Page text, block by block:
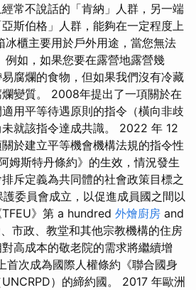
常不說話的「肯納」人群，另一端
斯伯格」人群，能夠在一定程度上
冰櫃主要用於戶外用途，當您無法
例如，如果您要在露營地露營幾
腐爛的食物，但如果我們沒有冷藏
變質。 2008年提出了一項關於在
用平等待遇原則的指令（橫向非歧
就該指令達成共識。 2022 年 12
於建立平等機會機構法規的指令性
姆斯特丹條約》的生效，情況發生
斥定義為共同體的社會政策目標之
委員會成立，以促進成員國之間以
》第 a hundred 外燴廚房 and
市政、教堂和其他宗教機構的住房
高成本的敬老院的需求將繼續增
首次成為國際人權條約《聯合國身
）的締約國。 2017 年歐洲